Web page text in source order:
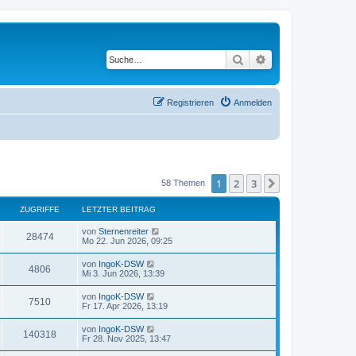
Suche
Anmelden
Registrieren
58 Themen 1 2 3
ZUGRIFFE LETZTER BEITRAG
28474Z
u
i
f
L
e
t
e
r
B
e
i
t
r
a
g
von Sternenreiter
Mo 22. Jun 2026, 09:25
4806
u
r
i
L
e
t
e
r
B
e
i
von IngoK-DSW
Mi 3. Jun 2026, 13:39
7510Z
u
L
e
t
e
r
von IngoK-DSW
Fr 17. Apr 2026, 13:19
140318
L
e
von IngoK-DSW
Fr 28. Nov 2025, 13:47